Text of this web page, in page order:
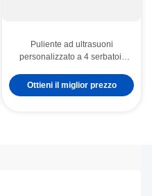
Puliente ad ultrasuoni
personalizzato a 4 serbatoi,
integrata, risciacquo a
spruzzo, asciugatura ad aria
Ottieni il miglior prezzo